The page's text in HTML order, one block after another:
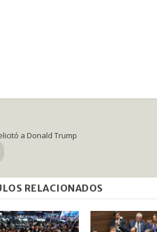
a Donald Trump
RELACIONADOS